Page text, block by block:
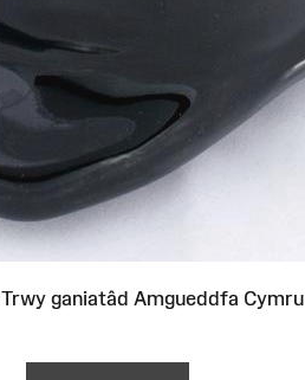
Trwy ganiatâd Amgueddfa Cymru